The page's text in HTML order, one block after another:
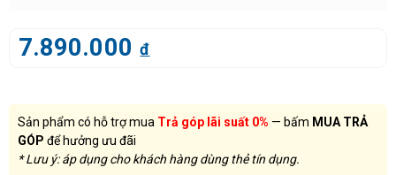
7.890.000 đ
Sản phẩm có hỗ trợ mua Trả góp lãi suất 0% — bấm MUA TRẢ
GÓP để hưởng ưu đãi
* Lưu ý: áp dụng cho khách hàng dùng thẻ tín dụng.